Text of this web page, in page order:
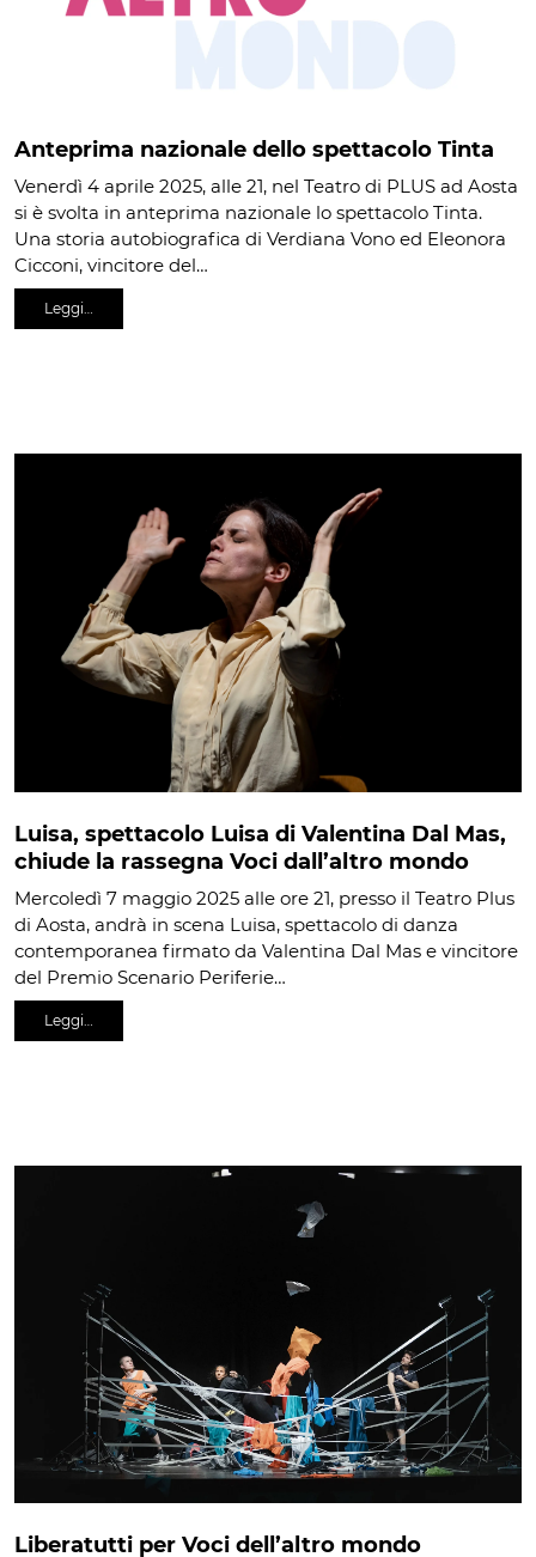
Anteprima nazionale dello spettacolo Tinta
Venerdì 4 aprile 2025, alle 21, nel Teatro di PLUS ad Aosta
si è svolta in anteprima nazionale lo spettacolo Tinta.
Una storia autobiografica di Verdiana Vono ed Eleonora
Cicconi, vincitore del…
Leggi…
Luisa, spettacolo Luisa di Valentina Dal Mas,
chiude la rassegna Voci dall’altro mondo
Mercoledì 7 maggio 2025 alle ore 21, presso il Teatro Plus
di Aosta, andrà in scena Luisa, spettacolo di danza
contemporanea firmato da Valentina Dal Mas e vincitore
del Premio Scenario Periferie…
Leggi…
Liberatutti per Voci dell’altro mondo